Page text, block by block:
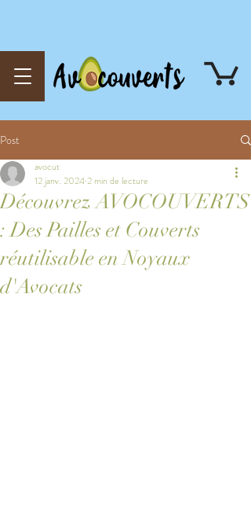
Post
Découvrez AVOCOUVERTS
: Des Pailles et Couverts
réutilisable en Noyaux
d'Avocats
avocut
12 janv. 2024 2 min de lecture